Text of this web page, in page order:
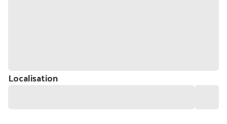
Localisation